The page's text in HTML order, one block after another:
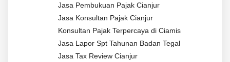
Jasa Pembukuan Pajak Cianjur
Jasa Konsultan Pajak Cianjur
Konsultan Pajak Terpercaya di Ciamis
Jasa Lapor Spt Tahunan Badan Tegal
Jasa Tax Review Cianjur